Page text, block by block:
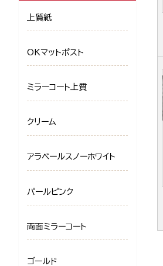
上質紙
OKマットポスト
ミラーコート上質
クリーム
アラベールスノーホワイト
パールピンク
両面ミラーコート
ゴールド